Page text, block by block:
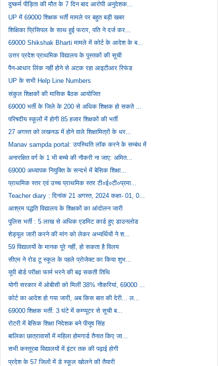
दुष्कर्म पीड़िता की मौत के 7 दिन बाद आरोपी अनुदेशक...
UP में 69000 शिक्षक भर्ती मामले पर बहुत बड़ी खबर
शिक्षिका प्रिंसिपल के साथ हुई फरार, पति ने दर्ज कर...
69000 Shikshak Bharti मामले में कोर्ट के आदेश के ब...
उत्तर प्रदेश प्राथमिक विद्यालय के पुस्तकों की सूची
पैन-आधार लिंक नहीं होने से अटक रहा आइटीआर रिफंड
UP के सभी Help Line Numbers
संकुल शिक्षकों की मासिक बैठक आयोजित
69000 भर्ती के जिले के 200 से अधिक शिक्षक हो सकते ...
परिषदीय स्कूलों में होगी 85 हजार शिक्षकों की भर्ती
27 अगस्त को लखनऊ में होने वाले शिक्षामित्रों के धर...
Manav sampda portal: उपस्थिति लॉक करने के सम्बंध में
अनारक्षित वर्ग के 1 भी बच्चे की नौकरी ना जाए: अमित...
69000 अध्यापक नियुक्ति के सन्दर्भ में बेसिक शिक्षा...
प्राथमिक स्तर एवं उच्च प्राथमिक स्तर टी०ई०टी०प्रमा...
Teacher diary : दिनांक 21 अगस्त, 2024 कक्षा- 01, 0...
आश्रम पद्धति विद्यालय के शिक्षकों का आंदोलन जारी
पुलिस भर्ती : 5 लाख से अधिक एडमिट कार्ड हुए डाउनलोड
शेड्यूल जारी करने की मांग को लेकर अभ्यर्थियों ने श...
59 विद्यालयों के मानक पूरे नहीं, हो सकता है विलय
सीएम ने रोड टू स्कूल के पहले प्रोजेक्ट का किया शुभ...
यूपी बोर्ड परीक्षा फार्म भरने की बढ़ सकती तिथि
योगी सरकार में ओबीसी को मिलीं 38% नौकरियां, 69000 ...
कोर्ट का आदेश हो गया जारी, अब किस बात की देरी... ल...
69000 शिक्षक भर्ती: 3 घंटे में कम्प्यूटर से सूची ब...
रोटरी में बेसिक शिक्षा निदेशक बने पीयूष सिंह
बालिका छात्रावासों में महिला होमगार्ड तैनात किए जा...
सभी कस्तूरबा विद्यालयों में इंटर तक की पढ़ाई होगी
प्रदेश के 57 जिलों में डे स्कूल खोलने की तैयारी